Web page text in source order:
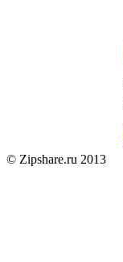
© Zipshare.ru 2013